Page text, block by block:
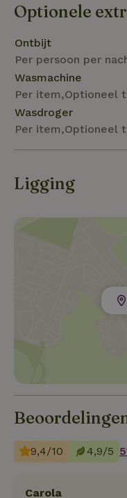
Optionele
Ontbijt
Per persoon per
Wasmachine
Per item,Optioneel
Wasdroger
Per item,Optioneel
Ligging
9,4/10 4,9/5
Carola